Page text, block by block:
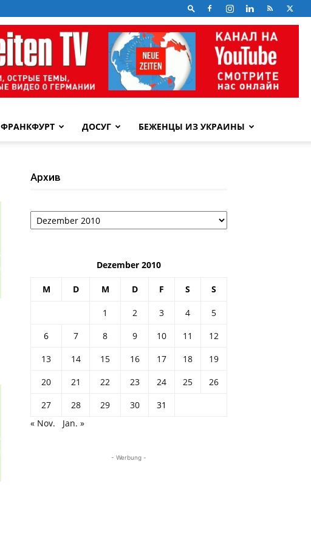
ФРАНКФУРТ ДОСУГ БЕЖЕНЦЫ ИЗ УКРАИНЫ
Архив
Архив
Dezember 2010
M D M D F S S
1 2 3 4
5
6
7 8 9 10 11
12
13
14 15 16 17 18
19
20
21 22 23 24 25
26
27
28 29 30
31
« Nov.
Jan. »
- Werbung -